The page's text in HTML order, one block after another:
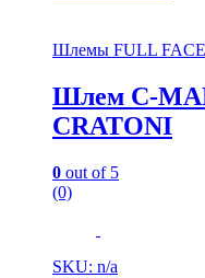
Шлемы FULL FACE
Шлем C-
CRATONI
0 out of 5
(0)
SKU: n/a